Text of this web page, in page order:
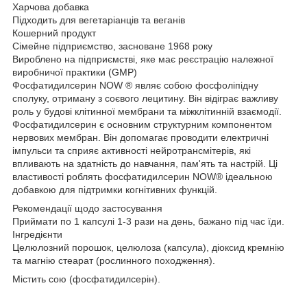
Харчова добавка
Підходить для вегетаріанців та веганів
Кошерний продукт
Сімейне підприємство, засноване 1968 року
Вироблено на підприємстві, яке має реєстрацію належної
виробничої практики (GMP)
Фосфатидилсерин NOW ® являє собою фосфоліпідну
сполуку, отриману з соєвого лецитину. Він відіграє важливу
роль у будові клітинної мембрани та міжклітинній взаємодії.
Фосфатидилсерин є основним структурним компонентом
нервових мембран. Він допомагає проводити електричні
імпульси та сприяє активності нейротрансмітерів, які
впливають на здатність до навчання, пам'ять та настрій. Ці
властивості роблять фосфатидилсерин NOW® ідеальною
добавкою для підтримки когнітивних функцій.
Рекомендації щодо застосування
Приймати по 1 капсулі 1-3 рази на день, бажано під час їди.
Інгредієнти
Целюлозний порошок, целюлоза (капсула), діоксид кремнію
та магнію стеарат (рослинного походження).
Містить сою (фосфатидилсерін).